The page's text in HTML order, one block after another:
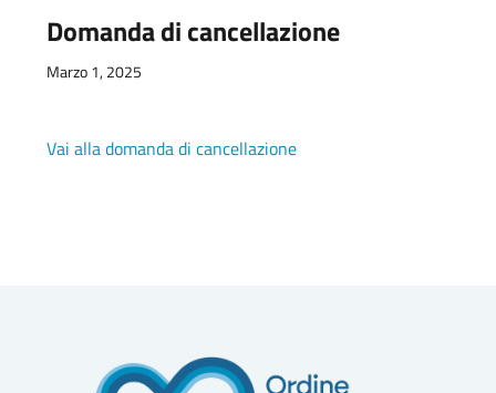
Domanda di cancellazione
Marzo 1, 2025
Vai alla domanda di cancellazione